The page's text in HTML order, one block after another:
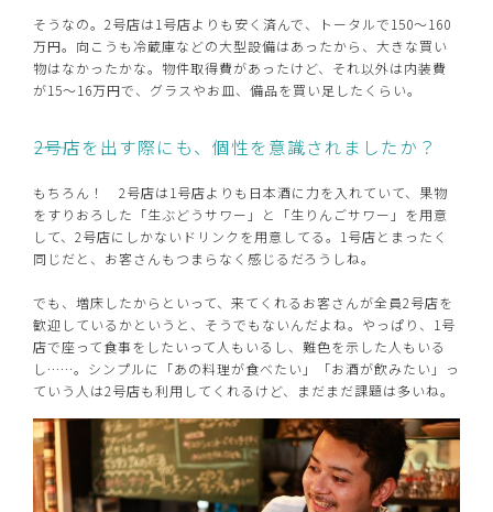
そうなの。2号店は1号店よりも安く済んで、トータルで150～160
万円。向こうも冷蔵庫などの大型設備はあったから、大きな買い
物はなかったかな。物件取得費があったけど、それ以外は内装費
が15～16万円で、グラスやお皿、備品を買い足したくらい。
――2号店を出す際にも、個性を意識されましたか？
もちろん！ 2号店は1号店よりも日本酒に力を入れていて、果物
をすりおろした「生ぶどうサワー」と「生りんごサワー」を用意
して、2号店にしかないドリンクを用意してる。1号店とまったく
同じだと、お客さんもつまらなく感じるだろうしね。
でも、増床したからといって、来てくれるお客さんが全員2号店を
歓迎しているかというと、そうでもないんだよね。やっぱり、1号
店で座って食事をしたいって人もいるし、難色を示した人もいる
し……。シンプルに「あの料理が食べたい」「お酒が飲みたい」っ
ていう人は2号店も利用してくれるけど、まだまだ課題は多いね。